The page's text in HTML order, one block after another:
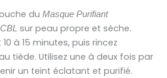
du Masque Purifiant
sur peau propre et sèche.
à 15 minutes, puis rincez
tiède. Utilisez une à deux fois par
un teint éclatant et purifié.